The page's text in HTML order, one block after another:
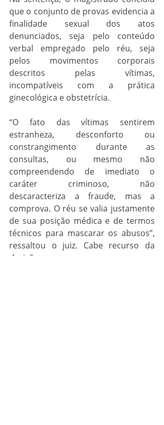
que o conjunto de provas evidencia a
finalidade sexual dos atos
denunciados, seja pelo conteúdo
verbal empregado pelo réu, seja
pelos movimentos corporais
descritos pelas vítimas,
incompatíveis com a prática
ginecológica e obstetrícia.
“O fato das vítimas sentirem
estranheza, desconforto ou
constrangimento durante as
consultas, ou mesmo não
compreendendo de imediato o
caráter criminoso, não
descaracteriza a fraude, mas a
comprova. O réu se valia justamente
de sua posição médica e de termos
técnicos para mascarar os abusos”,
ressaltou o juiz. Cabe recurso da
decisão.